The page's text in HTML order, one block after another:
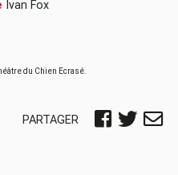
Ivan Fox
du Chien Ecrasé.
PARTAGER